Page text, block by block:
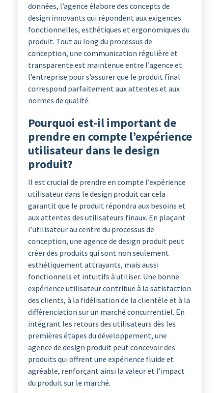
données, l’agence élabore des concepts de
design innovants qui répondent aux exigences
fonctionnelles, esthétiques et ergonomiques du
produit. Tout au long du processus de
conception, une communication régulière et
transparente est maintenue entre l’agence et
l’entreprise pour s’assurer que le produit final
correspond parfaitement aux attentes et aux
normes de qualité.
Pourquoi est-il important de
prendre en compte l’expérience
utilisateur dans le design
produit?
Il est crucial de prendre en compte l’expérience
utilisateur dans le design produit car cela
garantit que le produit répondra aux besoins et
aux attentes des utilisateurs finaux. En plaçant
l’utilisateur au centre du processus de
conception, une agence de design produit peut
créer des produits qui sont non seulement
esthétiquement attrayants, mais aussi
fonctionnels et intuitifs à utiliser. Une bonne
expérience utilisateur contribue à la satisfaction
des clients, à la fidélisation de la clientèle et à la
différenciation sur un marché concurrentiel. En
intégrant les retours des utilisateurs dès les
premières étapes du développement, une
agence de design produit peut concevoir des
produits qui offrent une expérience fluide et
agréable, renforçant ainsi la valeur et l’impact
du produit sur le marché.